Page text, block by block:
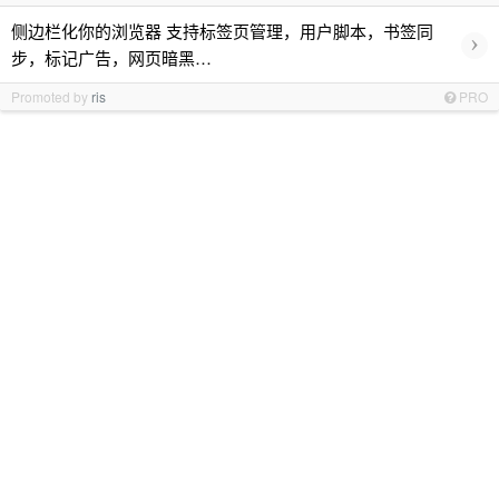
侧边栏化你的浏览器 支持标签页管理，用户脚本，书签同
步，标记广告，网页暗黑…
›
Promoted by ris PRO